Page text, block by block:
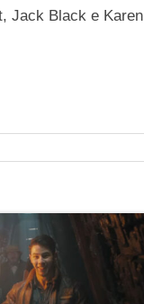
Jack Black e Karen